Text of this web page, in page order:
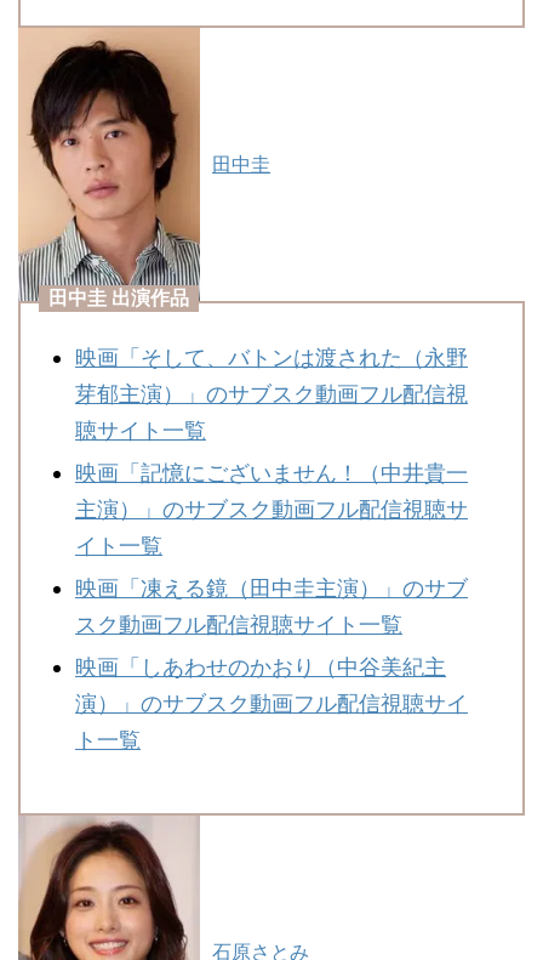
画になるんで
視聴者
ジにあまりにピ
したが、原作の
と感じる幸せ感
するために梨花を
のには違和感があ
田中圭
田中圭 出演作品
映画「そして、バトンは渡された（永野
芽郁主演）」のサブスク動画フル配信視
聴サイト一覧
映画「記憶にございません！（中井貴一
主演）」のサブスク動画フル配信視聴サ
イト一覧
映画「凍える鏡（田中圭主演）」のサブ
スク動画フル配信視聴サイト一覧
映画「しあわせのかおり（中谷美紀主
演）」のサブスク動画フル配信視聴サイ
ト一覧
石原さとみ